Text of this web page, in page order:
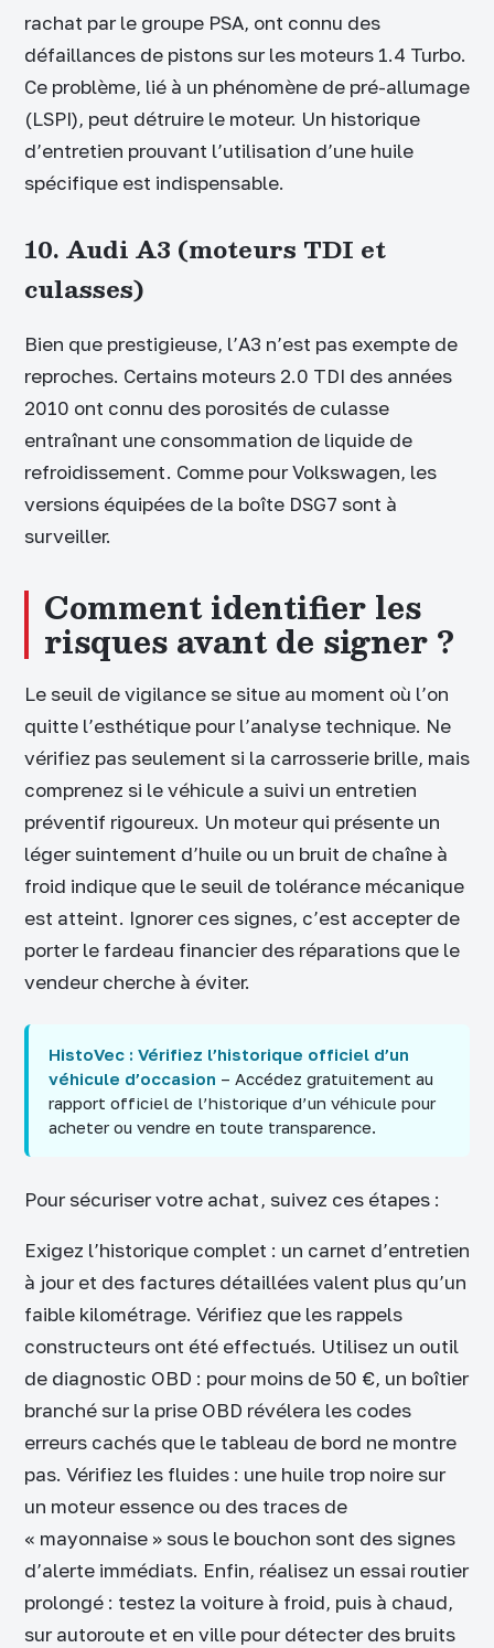
rachat par le groupe PSA, ont connu des
défaillances de pistons sur les moteurs 1.4 Turbo.
Ce problème, lié à un phénomène de pré-allumage
(LSPI), peut détruire le moteur. Un historique
d’entretien prouvant l’utilisation d’une huile
spécifique est indispensable.
10. Audi A3 (moteurs TDI et
culasses)
Bien que prestigieuse, l’A3 n’est pas exempte de
reproches. Certains moteurs 2.0 TDI des années
2010 ont connu des porosités de culasse
entraînant une consommation de liquide de
refroidissement. Comme pour Volkswagen, les
versions équipées de la boîte DSG7 sont à
surveiller.
Comment identifier les
risques avant de signer ?
Le seuil de vigilance se situe au moment où l’on
quitte l’esthétique pour l’analyse technique. Ne
vérifiez pas seulement si la carrosserie brille, mais
comprenez si le véhicule a suivi un entretien
préventif rigoureux. Un moteur qui présente un
léger suintement d’huile ou un bruit de chaîne à
froid indique que le seuil de tolérance mécanique
est atteint. Ignorer ces signes, c’est accepter de
porter le fardeau financier des réparations que le
vendeur cherche à éviter.
HistoVec : Vérifiez l’historique officiel d’un
véhicule d’occasion – Accédez gratuitement au
rapport officiel de l’historique d’un véhicule pour
acheter ou vendre en toute transparence.
Pour sécuriser votre achat, suivez ces étapes :
Exigez l’historique complet : un carnet d’entretien
à jour et des factures détaillées valent plus qu’un
faible kilométrage. Vérifiez que les rappels
constructeurs ont été effectués. Utilisez un outil
de diagnostic OBD : pour moins de 50 €, un boîtier
branché sur la prise OBD révélera les codes
erreurs cachés que le tableau de bord ne montre
pas. Vérifiez les fluides : une huile trop noire sur
un moteur essence ou des traces de
« mayonnaise » sous le bouchon sont des signes
d’alerte immédiats. Enfin, réalisez un essai routier
prolongé : testez la voiture à froid, puis à chaud,
sur autoroute et en ville pour détecter des bruits